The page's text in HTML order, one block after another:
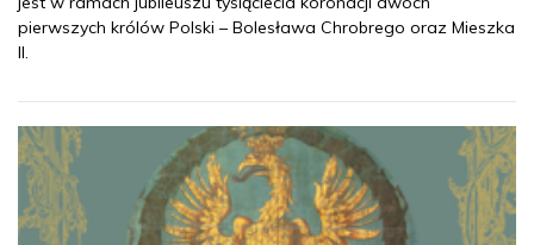
pierwszych królów Polski – Bolesława Chrobrego oraz Mieszka
II.